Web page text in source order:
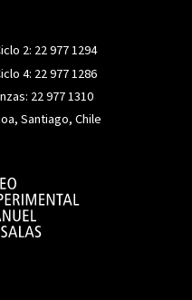
2: 22 977 1294
4: 22 977 1286
22 977 1310
Santiago, Chile